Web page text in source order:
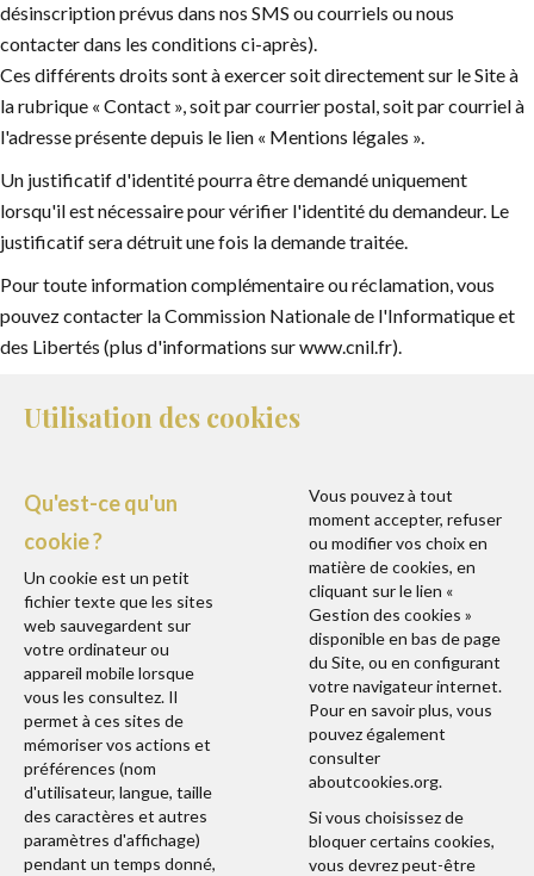
désinscription prévus dans nos SMS ou courriels ou nous
contacter dans les conditions ci-après).
Ces différents droits sont à exercer soit directement sur le Site à
la rubrique « Contact », soit par courrier postal, soit par courriel à
l'adresse présente depuis le lien « Mentions légales ».
Un justificatif d'identité pourra être demandé uniquement
lorsqu'il est nécessaire pour vérifier l'identité du demandeur. Le
justificatif sera détruit une fois la demande traitée.
Pour toute information complémentaire ou réclamation, vous
pouvez contacter la Commission Nationale de l'Informatique et
des Libertés (plus d'informations sur www.cnil.fr).
Utilisation des cookies
Qu'est-ce qu'un
cookie ?
Un cookie est un petit
fichier texte que les sites
web sauvegardent sur
votre ordinateur ou
appareil mobile lorsque
vous les consultez. Il
permet à ces sites de
mémoriser vos actions et
préférences (nom
d'utilisateur, langue, taille
des caractères et autres
paramètres d'affichage)
pendant un temps donné,
Vous pouvez à tout
moment accepter, refuser
ou modifier vos choix en
matière de cookies, en
cliquant sur le lien «
Gestion des cookies »
disponible en bas de page
du Site, ou en configurant
votre navigateur internet.
Pour en savoir plus, vous
pouvez également
consulter
aboutcookies.org.
Si vous choisissez de
bloquer certains cookies,
vous devrez peut-être